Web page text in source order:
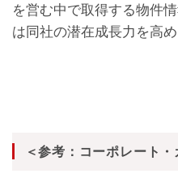
を営む中で取得する物件
は同社の潜在成長力を高め
＜参考：コーポレート